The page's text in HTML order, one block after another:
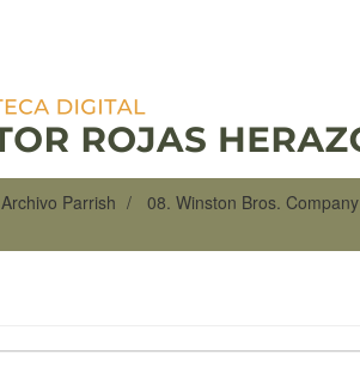
Archivo Parrish 08. Winston Bros. Company